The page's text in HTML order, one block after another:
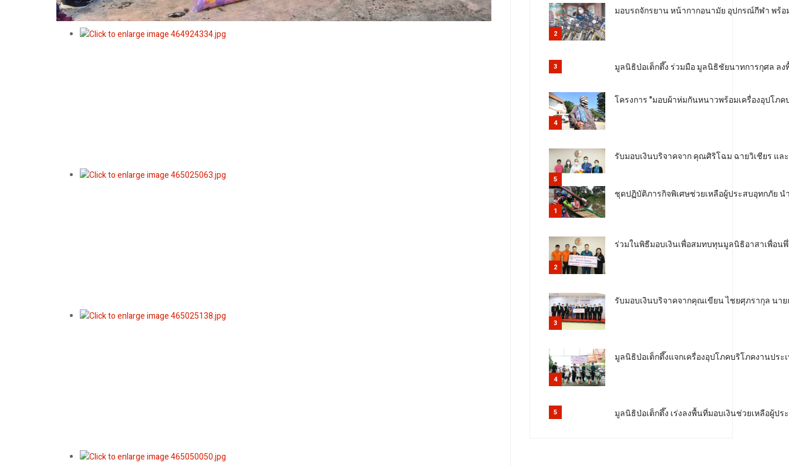
2
มอบรถจักรยาน หน้ากากอนามัย อุปกรณ์กีฬา พร้
3 มูลนิธิป่อเต็กตึ๊ง ร่วมมือ มูลนิธิชัยนาทการกุศล ล
4
โครงการ "มอบผ้าห่มกันหนาวพร้อมเครื่องอุปโภ
5
รับมอบเงินบริจาคจาก คุณศิริโฉม ฉายวิเชียร แล
1
ชุดปฏิบัติภารกิจพิเศษช่วยเหลือผู้ประสบอุทกภัย น
2
ร่วมในพิธีมอบเงินเพื่อสมทบทุนมูลนิธิอาสาเพื่อน
3
รับมอบเงินบริจาคจากคุณเขียน ไชยศุภรากุล น
4
มูลนิธิป่อเต็กตึ๊งแจกเครื่องอุปโภคบริโภคงานปร
5 มูลนิธิป่อเต็กตึ๊ง เร่งลงพื้นที่มอบเงินช่วยเหลือผู้ป